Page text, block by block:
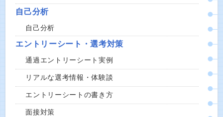
自己分析
自己分析
エントリーシート・選考対策
通過エントリーシート実例
リアルな選考情報・体験談
エントリーシートの書き方
面接対策